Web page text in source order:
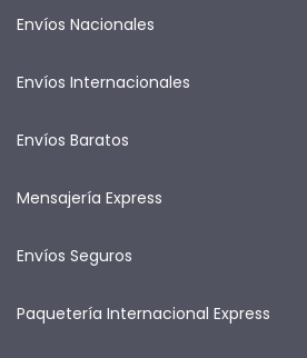
Envíos Nacionales
Envíos Internacionales
Envíos Baratos
Mensajería Express
Envíos Seguros
Paquetería Internacional Express